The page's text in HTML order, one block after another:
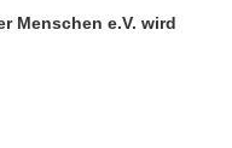
Menschen e.V. wird